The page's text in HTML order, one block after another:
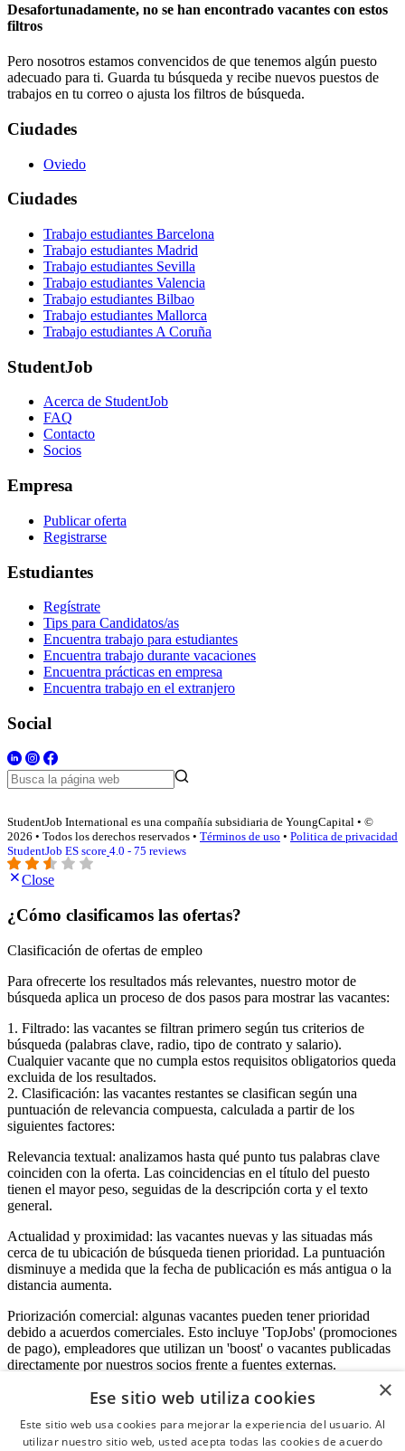
Desafortunadamente, no se han encontrado vacantes con estos
filtros
Pero nosotros estamos convencidos de que tenemos algún puesto
adecuado para ti. Guarda tu búsqueda y recibe nuevos puestos de
trabajos en tu correo o ajusta los filtros de búsqueda.
Ciudades
Oviedo
Ciudades
Trabajo estudiantes Barcelona
Trabajo estudiantes Madrid
Trabajo estudiantes Sevilla
Trabajo estudiantes Valencia
Trabajo estudiantes Bilbao
Trabajo estudiantes Mallorca
Trabajo estudiantes A Coruña
StudentJob
Acerca de StudentJob
FAQ
Contacto
Socios
Empresa
Publicar oferta
Registrarse
Estudiantes
Regístrate
Tips para Candidatos/as
Encuentra trabajo para estudiantes
Encuentra trabajo durante vacaciones
Encuentra prácticas en empresa
Encuentra trabajo en el extranjero
Social
StudentJob International es una compañía subsidiaria de YoungCapital • ©
2026 • Todos los derechos reservados • Términos de uso • Politica de privacidad
StudentJob ES score 4.0 - 75 reviews
Close
¿Cómo clasificamos las ofertas?
Clasificación de ofertas de empleo
Para ofrecerte los resultados más relevantes, nuestro motor de
búsqueda aplica un proceso de dos pasos para mostrar las vacantes:
1. Filtrado: las vacantes se filtran primero según tus criterios de
búsqueda (palabras clave, radio, tipo de contrato y salario).
Cualquier vacante que no cumpla estos requisitos obligatorios queda
excluida de los resultados.
2. Clasificación: las vacantes restantes se clasifican según una
puntuación de relevancia compuesta, calculada a partir de los
siguientes factores:
Relevancia textual: analizamos hasta qué punto tus palabras clave
coinciden con la oferta. Las coincidencias en el título del puesto
tienen el mayor peso, seguidas de la descripción corta y el texto
general.
Actualidad y proximidad: las vacantes nuevas y las situadas más
cerca de tu ubicación de búsqueda tienen prioridad. La puntuación
disminuye a medida que la fecha de publicación es más antigua o la
distancia aumenta.
Priorización comercial: algunas vacantes pueden tener prioridad
debido a acuerdos comerciales. Esto incluye 'TopJobs' (promociones
de pago), empleadores que utilizan un 'boost' o vacantes publicadas
directamente por nuestros socios frente a fuentes externas.
Acceso empresas
×
Ese sitio web utiliza cookies
Este sitio web usa cookies para mejorar la experiencia del usuario. Al
utilizar nuestro sitio web, usted acepta todas las cookies de acuerdo